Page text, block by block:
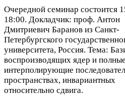
Очередной семинар состоится
18:00. Докладчик: проф. Антон
Дмитриевич Баранов из Санкт-​
Петербургского
университета, Россия. Тема:
воспроизводящих ядер и полные
интерполирующие
пространствах, инвариантных
относительно сдвига.